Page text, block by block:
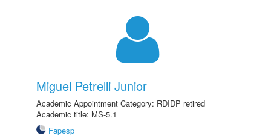
Miguel Petrelli Junior
Academic Appointment Category: RDIDP retired
Academic title: MS-5.1
Fapesp